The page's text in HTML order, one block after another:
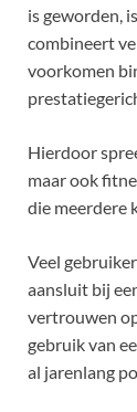
is geworden,
combineert
voorkomen
Hierdoor
maar ook
die meerdere
Veel
aansluit bij
vertrouwen
gebruik van
al jarenlang